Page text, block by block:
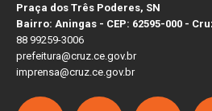
Praça dos Três Poderes, SN
Bairro: Aningas - CEP: 62595-000 -
88 99259-3006
prefeitura@cruz.ce.gov.br
imprensa@cruz.ce.gov.br